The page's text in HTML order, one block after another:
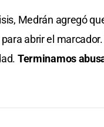
Medrán agregó
abrir el
Terminamos